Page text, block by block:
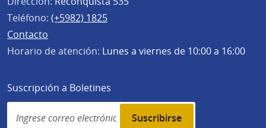
Teléfono: (+5982) 1825
Contacto
Horario de atención: Lunes a viernes de 10:00 a 16:00
Suscripción a Boletines
Simplenews
subscription